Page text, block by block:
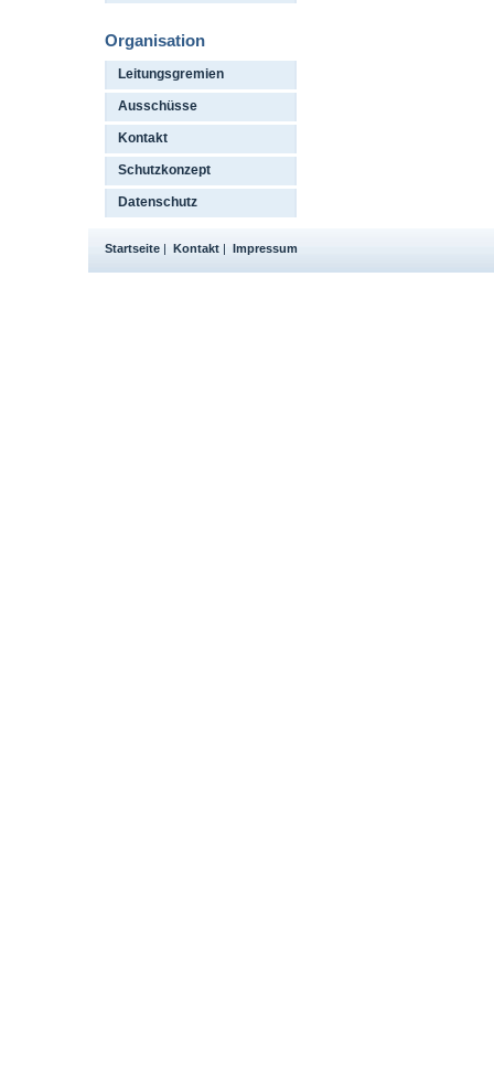
Organisation
Leitungsgremien
Ausschüsse
Kontakt
Schutzkonzept
Datenschutz
Startseite | Kontakt | Impressum